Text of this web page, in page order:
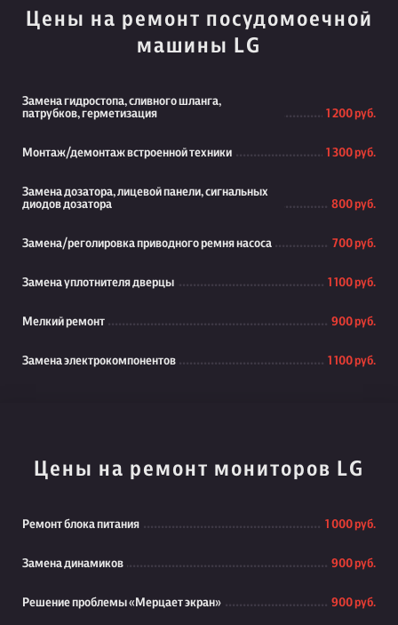
Цены на ремонт посудомоечной
машины LG
Замена гидростопа, сливного шланга,
патрубков, герметизация
1 200 руб.
Монтаж/демонтаж встроенной техники 1 300 руб.
Замена дозатора, лицевой панели, сигнальных
диодов дозатора
800 руб.
Замена/реголировка приводного ремня насоса 700 руб.
Замена уплотнителя дверцы 1 100 руб.
Мелкий ремонт 900 руб.
Замена электрокомпонентов 1 100 руб.
Цены на ремонт мониторов LG
Ремонт блока питания 1 000 руб.
Замена динамиков 900 руб.
Решение проблемы «Мерцает экран» 900 руб.